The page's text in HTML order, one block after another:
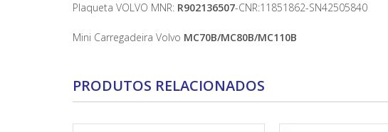
Plaqueta VOLVO MNR: R902136507-CNR:11851862-SN42505840
Mini Carregadeira Volvo MC70B/MC80B/MC110B
PRODUTOS RELACIONADOS